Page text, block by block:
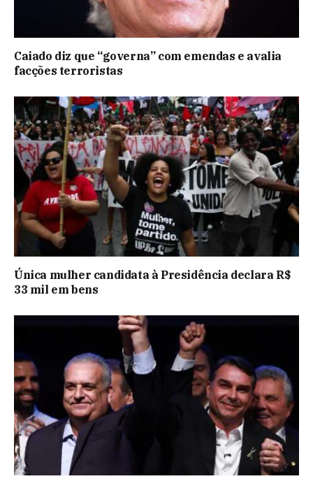
Caiado diz que “governa” com emendas e avalia
facções terroristas
Única mulher candidata à Presidência declara R$
33 mil em bens